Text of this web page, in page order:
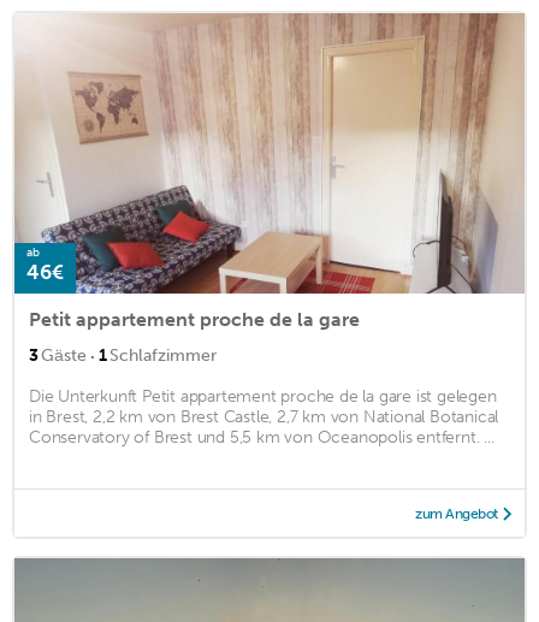
ab
46€
Petit appartement proche de la gare
3Gäste · 1Schlafzimmer
Die Unterkunft Petit appartement proche de la gare ist gelegen
in Brest, 2,2 km von Brest Castle, 2,7 km von National Botanical
Conservatory of Brest und 5,5 km von Oceanopolis entfernt. ...
zum Angebot